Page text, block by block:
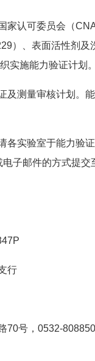
家认可委员会（
）、表面活性剂
实施能力验证计划
及测量审核计划。
各实验室于能力验
电子邮件的方式提
行
70号，0532-